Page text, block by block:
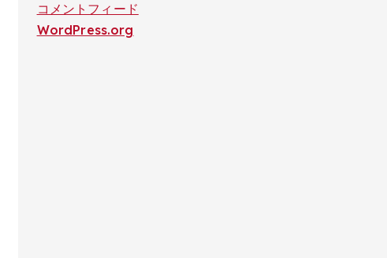
コメントフィード
WordPress.org